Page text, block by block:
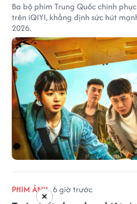
Ba bộ phim Trung Quốc chinh
trên iQIYI, khẳng định sức hút
2026.
PHIM ẢNH 6 giờ trước
×